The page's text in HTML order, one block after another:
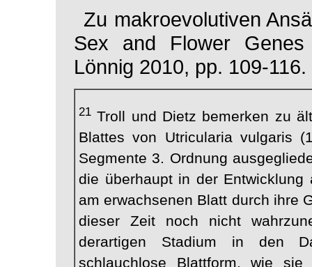
Zu makroevolutiven
Sex and Flower Genes
Lönnig 2010, pp. 109-116.
21 Troll und Dietz bemerken zu
Blattes von Utricularia vulgaris
Segmente 3. Ordnung
die überhaupt in der
am erwachsenen Blatt durch ihre
dieser Zeit noch nicht
derartigen Stadium in den
schlauchlose Blattform, wie